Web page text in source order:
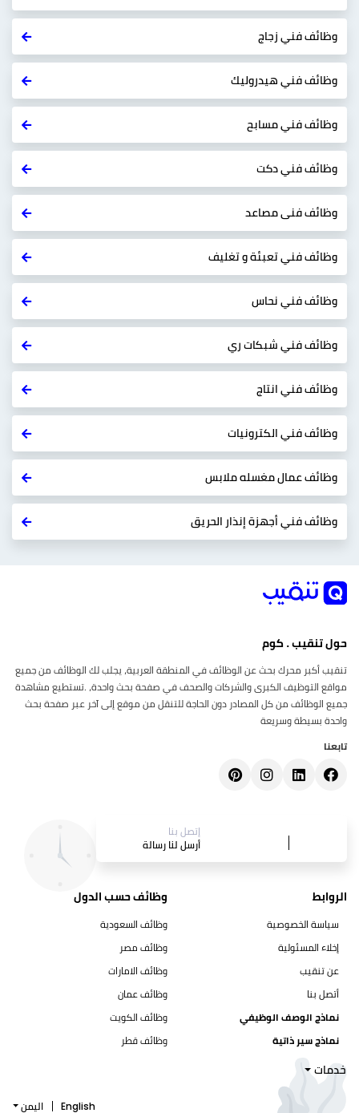
وظائف فني زجاج
وظائف فني هيدروليك
وظائف فني مسابح
وظائف فني دكت
وظائف فنى مصاعد
وظائف فني تعبئة و تغليف
وظائف فني نحاس
وظائف فني شبكات ري
وظائف فني انتاج
وظائف فني الكترونيات
وظائف عمال مغسله ملابس
وظائف فني أجهزة إنذار الحريق
حول تنقيب . كوم
تنقيب أكبر محرك بحث عن الوظائف في المنطقة العربية، يجلب لك الوظائف من جميع
مواقع التوظيف الكبرى والشركات والصحف في صفحة بحث واحدة، .تستطيع مشاهدة
جميع الوظائف من كل المصادر دون الحاجة للتنقل من موقع إلى آخر عبر صفحة بحث
واحدة بسيطة وسريعة
تابعنا
إتصل بنا
أرسل لنا رسالة
الروابط
سياسة الخصوصية
إخلاء المسئولية
عن تنقيب
أتصل بنا
نماذج الوصف الوظيفي
نماذج سير ذاتية
وظائف حسب الدول
وظائف السعودية
وظائف مصر
وظائف الامارات
وظائف عمان
وظائف الكويت
وظائف قطر
خدمات
English اليمن